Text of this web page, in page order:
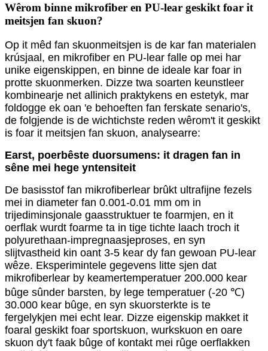
Wêrom binne mikrofiber en PU-lear geskikt foar it
meitsjen fan skuon?
Op it mêd fan skuonmeitsjen is de kar fan materialen
krúsjaal, en mikrofiber en PU-lear falle op mei har
unike eigenskippen, en binne de ideale kar foar in
protte skuonmerken. Dizze twa soarten keunstleer
kombinearje net allinich praktykens en estetyk, mar
foldogge ek oan 'e behoeften fan ferskate senario's,
de folgjende is de wichtichste reden wêrom't it geskikt
is foar it meitsjen fan skuon, analysearre:
Earst, poerbêste duorsumens: it dragen fan in
sêne mei hege yntensiteit
De basisstof fan mikrofiberlear brûkt ultrafijne fezels
mei in diameter fan 0.001-0.01 mm om in
trijediminsjonale gaasstruktuer te foarmjen, en it
oerflak wurdt foarme ta in tige tichte laach troch it
polyurethaan-impregnaasjeproses, en syn
slijtvastheid kin oant 3-5 kear dy fan gewoan PU-lear
wêze. Eksperimintele gegevens litte sjen dat
mikrofiberlear by keamertemperatuer 200.000 kear
bûge sûnder barsten, by lege temperatuer (-20 ℃) ​​
30.000 kear bûge, en syn skuorsterkte is te
fergelykjen mei echt lear. Dizze eigenskip makket it
foaral geskikt foar sportskuon, wurkskuon en oare
skuon dy't faak bûge of kontakt mei rûge oerflakken